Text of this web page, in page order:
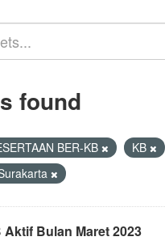
found
BER-KB KB
Aktif Bulan Maret 2023